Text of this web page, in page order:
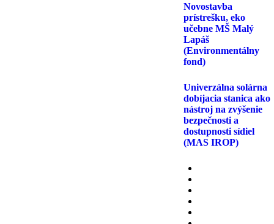
Novostavba
prístrešku, eko
učebne MŠ Malý
Lapáš
(Environmentálny
fond)
Univerzálna solárna
dobíjacia stanica ako
nástroj na zvýšenie
bezpečnosti a
dostupnosti sídiel
(MAS IROP)